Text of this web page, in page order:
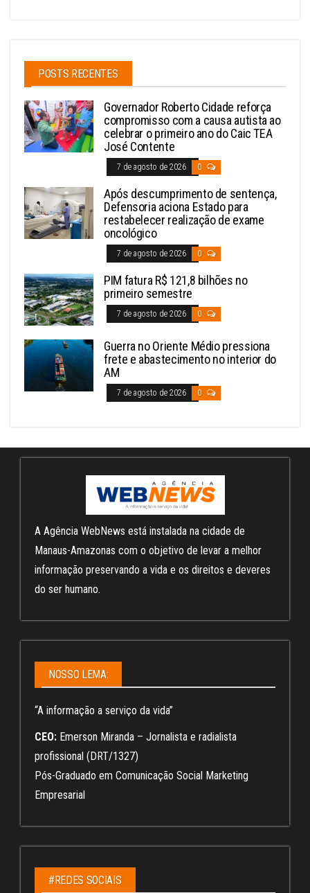
POSTS RECENTES
Governador Roberto Cidade reforça
compromisso com a causa autista ao
celebrar o primeiro ano do Caic TEA
José Contente
7 de agosto de 2026 0
Após descumprimento de sentença,
Defensoria aciona Estado para
restabelecer realização de exame
oncológico
7 de agosto de 2026 0
PIM fatura R$ 121,8 bilhões no
primeiro semestre
7 de agosto de 2026 0
Guerra no Oriente Médio pressiona
frete e abastecimento no interior do
AM
7 de agosto de 2026 0
A Agência WebNews está instalada na cidade de
Manaus-Amazonas com o objetivo de levar a melhor
informação preservando a vida e os direitos e deveres
do ser humano.
NOSSO LEMA:
“A informação a serviço da vida”
CEO: Emerson Miranda – Jornalista e radialista
profissional (DRT/1327)
Pós-Graduado em Comunicação Social Marketing
Empresarial
#REDES SOCIAIS